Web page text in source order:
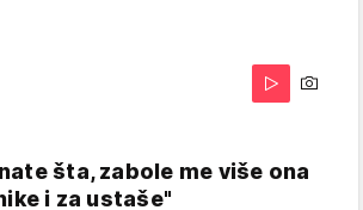
šta, zabole me više ona
i za ustaše"